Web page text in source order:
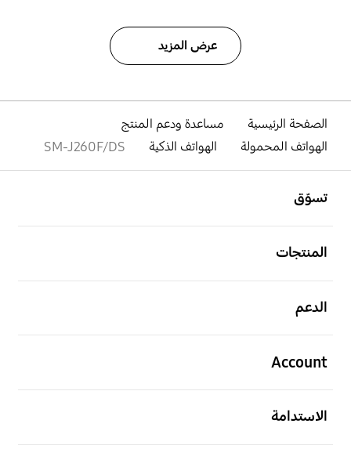
عرض المزيد
الصفحة الرئيسية
مساعدة ودعم المنتج
الهواتف المحمولة
الهواتف الذكية SM-J260F/DS
تسوّق
المنتجات
الدعم
Account
الاستدامة